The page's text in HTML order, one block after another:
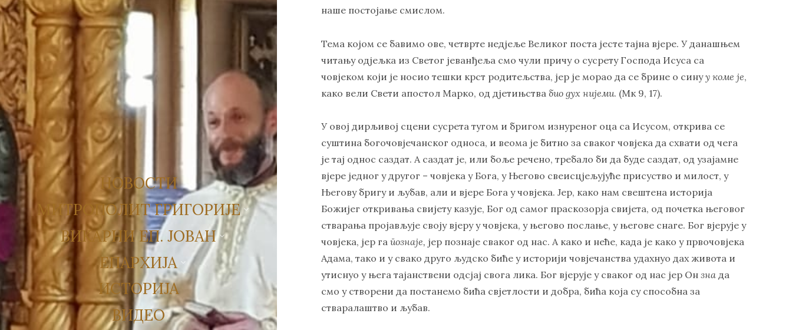
НОВОСТИ
МИТРОПОЛИТ ГРИГОРИЈЕ
ВИКАРНИ ЕП. ЈОВАН
ЕПАРХИЈА
ИСТОРИЈА
ВИДЕО
наше постојање смислом.
Тема којом се бавимо ове, четврте недјеље Великог поста јесте тајна вјере. У данашњем
читању одјељка из Светог јеванђеља смо чули причу о сусрету Господа Исуса са
човјеком који је носио тешки крст родитељства, јер је морао да се брине о синуу коме је,
како вели Свети апостол Марко, од дјетињства био дух нијеми. (Мк 9, 17).
У овој дирљивој сцени сусрета тугом и бригом изнуреног оца са Исусом, открива се
суштина богочовјечанског односа, и веома је битно за сваког човјека да схвати од чега
је тај однос саздат. А саздат је, или боље речено, требало би да буде саздат, од узајамне
вјере једног у другог – човјека у Бога, у Његово свеисцјељујуће присуство и милост, у
Његову бригу и љубав, али и вјере Бога у човјека. Јер, како нам свештена историја
Божијег откривања свијету казује, Бог од самог праскозорја свијета, од почетка његовог
стварања пројављује своју вјеру у човјека, у његово послање, у његове снаге. Бог вјерује у
човјека, јер гапознаје, јер познаје сваког од нас. А како и неће, када је како у првочовјека
Адама, тако и у свако друго људско биће у историји човјечанства удахнуо дах живота и
утиснуо у њега тајанствени одсјај свога лика. Бог вјерује у сваког од нас јер Онзнада
смо у створени да постанемо бића свјетлости и добра, бића која су способна за
стваралаштво и љубав.